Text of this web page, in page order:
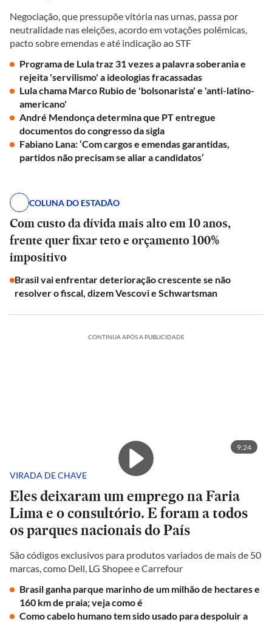
Negociação, que pressupõe vitória nas urnas, passa por
neutralidade nas eleições, acordo em votações polêmicas,
pacto sobre emendas e até indicação ao STF
Programa de Lula traz 31 vezes a palavra soberania e
rejeita 'servilismo' a ideologias fracassadas
Lula chama Marco Rubio de 'bolsonarista' e 'anti-latino-
americano'
André Mendonça determina que PT entregue
documentos do congresso da sigla
Fabiano Lana: ‘Com cargos e emendas garantidas,
partidos não precisam se aliar a candidatos’
COLUNA DO ESTADÃO
Com custo da dívida mais alto em 10 anos,
frente quer fixar teto e orçamento 100%
impositivo
Brasil vai enfrentar deterioração crescente se não
resolver o fiscal, dizem Vescovi e Schwartsman
CONTINUA APÓS A PUBLICIDADE
9:24
VIRADA DE CHAVE
Eles deixaram um emprego na Faria
Lima e o consultório. E foram a todos
os parques nacionais do País
São códigos exclusivos para produtos variados de mais de 50
marcas, como Dell, LG Shopee e Carrefour
Brasil ganha parque marinho de um milhão de hectares e
160 km de praia; veja como é
Como cabelo humano tem sido usado para despoluir a